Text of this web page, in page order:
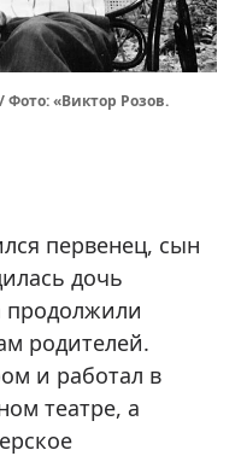
«Виктор Розов.
первенец, сын
дочь
продолжили
родителей.
и работал в
театре, а